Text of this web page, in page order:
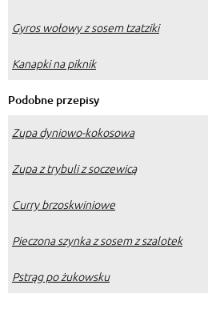
Gyros wołowy z sosem tzatziki
Kanapki na piknik
Podobne przepisy
Zupa dyniowo-kokosowa
Zupa z trybuli z soczewicą
Curry brzoskwiniowe
Pieczona szynka z sosem z szalotek
Pstrąg po żukowsku